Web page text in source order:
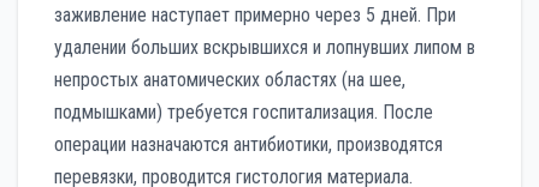
заживление наступает примерно через 5 дней. При
удалении больших вскрывшихся и лопнувших липом в
непростых анатомических областях (на шее,
подмышками) требуется госпитализация. После
операции назначаются антибиотики, производятся
перевязки, проводится гистология материала.